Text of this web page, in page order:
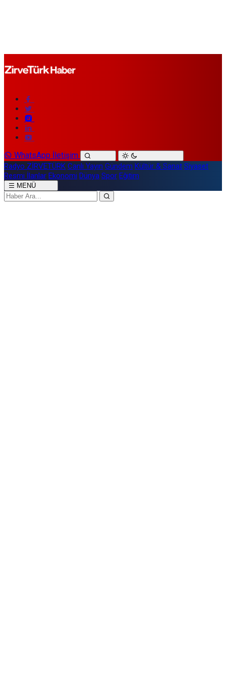
WhatsApp İletişim
Radyo ZİRVETÜRK Canlı Yayın Gündem Kültür & Sanat Siyaset
Resmi İlanlar Ekonomi Dünya Spor Eğitim
MENÜ